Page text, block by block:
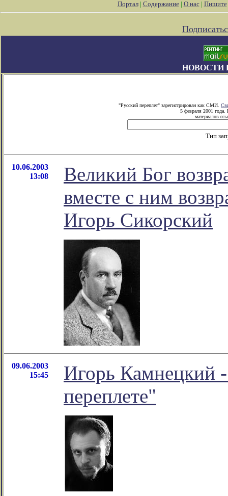
Портал| Содержание| О нас| Пишите
НОВОСТИ
"Русский переплет" зарегистрирован как СМИ.
5 февраля 2001 года.
материалов
Тип
10.06.2003
13:08
Великий Бог
вместе с ним
Игорь Сикорский
09.06.2003
15:45
Игорь Камнецкий
переплете"